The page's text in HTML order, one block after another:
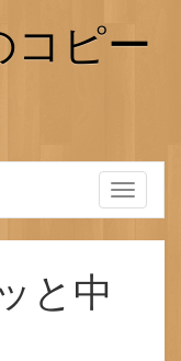
コピー
Toggle
と中